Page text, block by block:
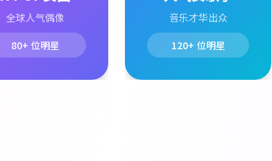
全球人气偶像
80+ 位明星
音乐才华出众
120+ 位明星